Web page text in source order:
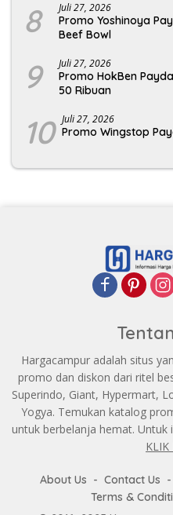
8 Juli 27, 2026
Promo Yoshinoya
Beef Bowl
9 Juli 27, 2026
Promo HokBen
50 Ribuan
10 Juli 27, 2026
Promo Wingstop
Hargacampur adalah situs
promo dan diskon dari ritel
Superindo, Giant, Hypermart,
Yogya. Temukan katalog
untuk berbelanja hemat. Untuk
KLIK
About Us Contact Us
Terms &